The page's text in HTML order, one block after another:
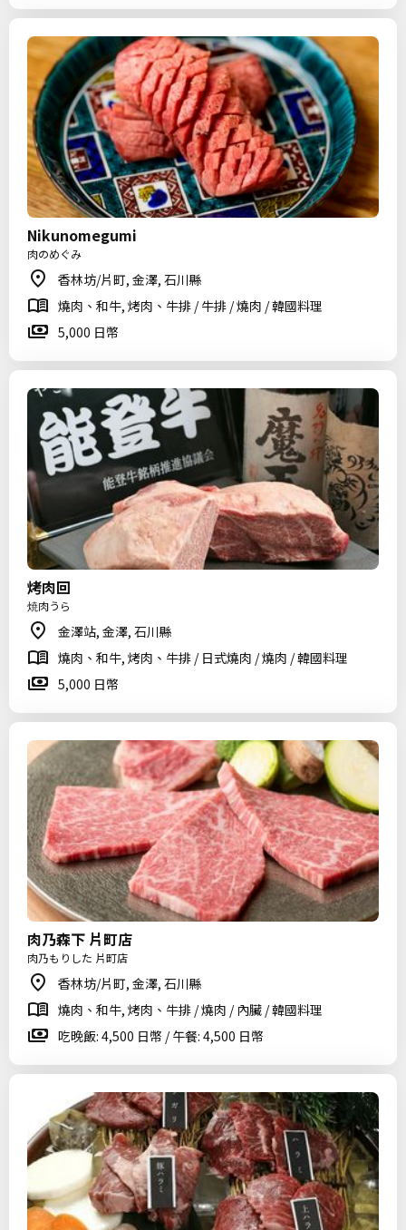
Nikunomegumi
肉のめぐみ
香林坊/片町, 金澤, 石川縣
燒肉、和牛, 烤肉、牛排 / 牛排 / 燒肉 / 韓國料理
5,000 日幣
烤肉回
焼肉うら
金澤站, 金澤, 石川縣
燒肉、和牛, 烤肉、牛排 / 日式燒肉 / 燒肉 / 韓國料理
5,000 日幣
肉乃森下 片町店
肉乃もりした 片町店
香林坊/片町, 金澤, 石川縣
燒肉、和牛, 烤肉、牛排 / 燒肉 / 內臟 / 韓國料理
吃晚飯: 4,500 日幣 / 午餐: 4,500 日幣